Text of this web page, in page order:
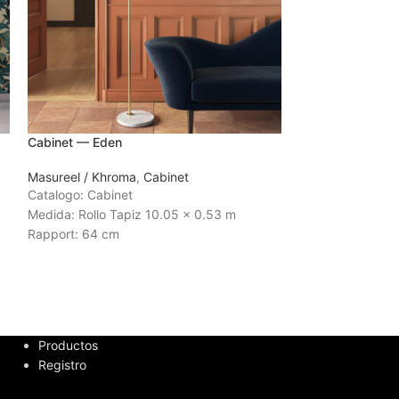
Cabinet — Eden
Masureel / Khroma, Cabinet
Catalogo: Cabinet
Medida: Rollo Tapiz 10.05 x 0.53 m
Rapport: 64 cm
Productos
Registro